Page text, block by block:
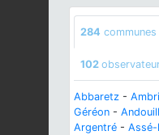
284 communes
102
Abbaretz -
Géréon -
Argentré - Assé-